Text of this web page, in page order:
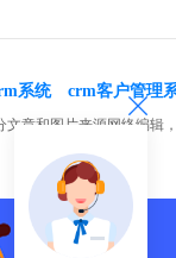
系统 crm客户管理
章和图片来源网络编